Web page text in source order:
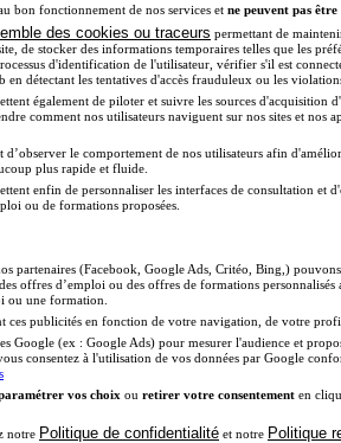
bon fonctionnement de nos services et ne peuvent pas être
des cookies ou traceurs permettant de
de stocker des informations temporaires telles que les
d'identification de l'utilisateur, vérifier s'il est
en détectant les tentatives d'accès frauduleux ou les
également de piloter et suivre les sources d'acquisition
comment nos utilisateurs naviguent sur nos sites et nos
d’observer le comportement de nos utilisateurs afin
plus rapide et fluide.
enfin de personnaliser les interfaces de consultation et
ou de formations proposées.
partenaires (Facebook, Google Ads, Critéo, Bing,)
offres d’emploi ou des offres de formations
ou une formation.
ces publicités en fonction de votre navigation, de votre
Google (ex : Google Ads) pour mesurer l'audience et
consentez à l'utilisation de vos données par Google
vos choix ou retirer votre consentement en
notre Politique de confidentialité et notre Politique